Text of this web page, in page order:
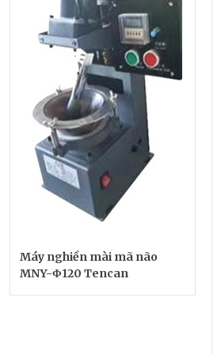
Máy nghiền mài mã não
MNY-Φ120 Tencan